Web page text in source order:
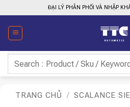
qua
nội
dung
ĐẠI LÝ PHÂN PHỐI VÀ NHẬP
kiếm:
TRANG CHỦ / SCALANCE